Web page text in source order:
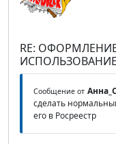
RE:
Сообщение от
сделать
его в Росреестр